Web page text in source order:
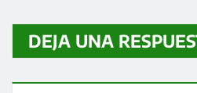
DEJA UNA